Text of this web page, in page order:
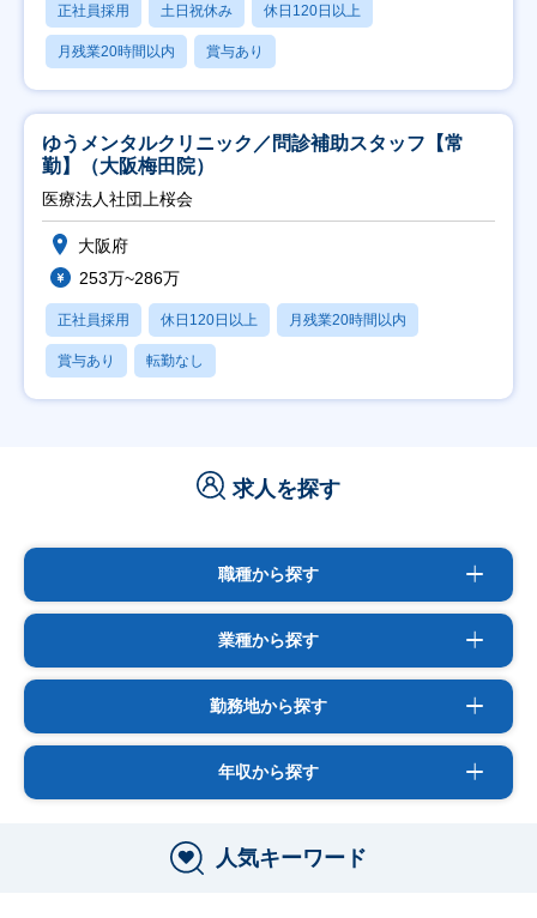
正社員採用 土日祝休み 休日120日以上
月残業20時間以内 賞与あり
ゆうメンタルクリニック／問診補助スタッフ【常
勤】（大阪梅田院）
医療法人社団上桜会
大阪府
253万~286万
正社員採用 休日120日以上 月残業20時間以内
賞与あり 転勤なし
求人を探す
職種から探す
業種から探す
勤務地から探す
年収から探す
人気キーワード